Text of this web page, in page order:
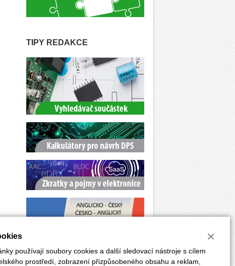
TIPY REDAKCE
používají soubory cookies a další sledovací nástroje s cílem
prostředí, zobrazení přizpůsobeného obsahu a reklam,
×